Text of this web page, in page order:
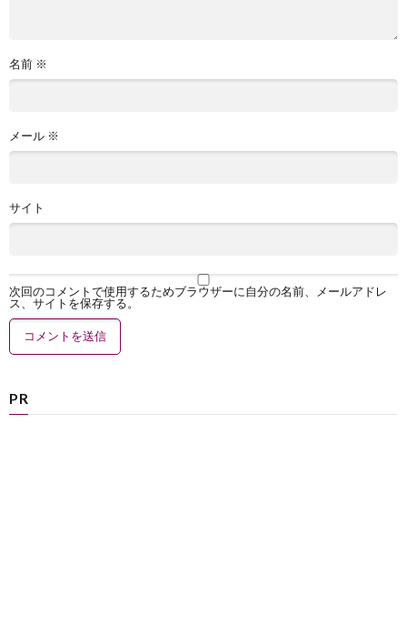
名前 ※
メール ※
サイト
次回のコメントで使用するためブラウザーに自分の名前、メールアドレ
ス、サイトを保存する。
PR